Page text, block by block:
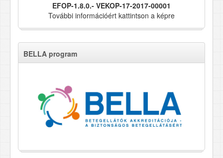
EFOP-1.8.0.- VEKOP-17-2017-00001
További információért kattintson a képre
BELLA program